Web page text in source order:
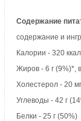
Содержание
содержание и
Калории - 320
Жиров - 6 г (9%)*,
Холестерол - 20
Углеводы - 42 г
Белки - 25 г (50%)